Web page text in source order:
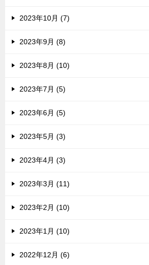
2023年10月 (7)
2023年9月 (8)
2023年8月 (10)
2023年7月 (5)
2023年6月 (5)
2023年5月 (3)
2023年4月 (3)
2023年3月 (11)
2023年2月 (10)
2023年1月 (10)
2022年12月 (6)